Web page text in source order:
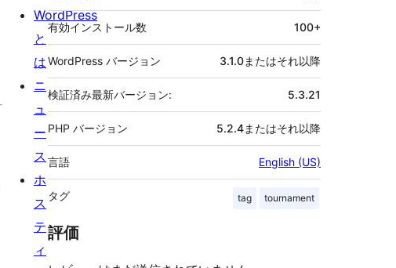
有効インストール数 100+
WordPress バージョン 3.1.0またはそれ以降
検証済み最新バージョン: 5.3.21
PHP バージョン 5.2.4またはそれ以降
言語 English (US)
タグ tag tournament
評価
WordPress
と
は
ニ
ュ
ー
ス
ホ
ス
テ
ィ